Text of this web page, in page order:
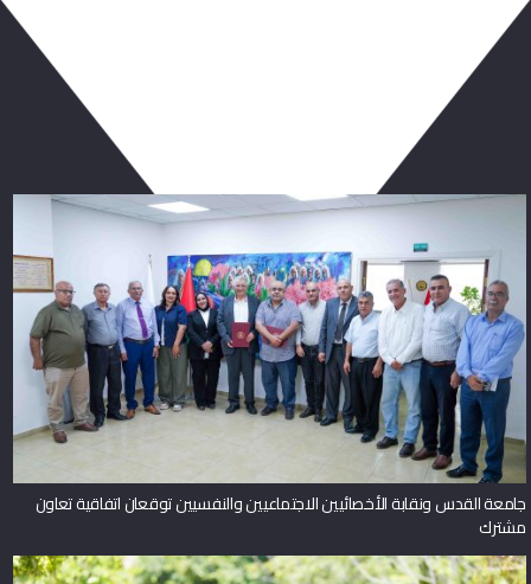
جامعة القدس ونقابة الأخصائيين الاجتماعيين والنفسيين توقعان اتفاقية تعاون
مشترك